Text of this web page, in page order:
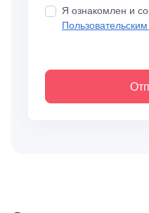
Я ознакомлен и